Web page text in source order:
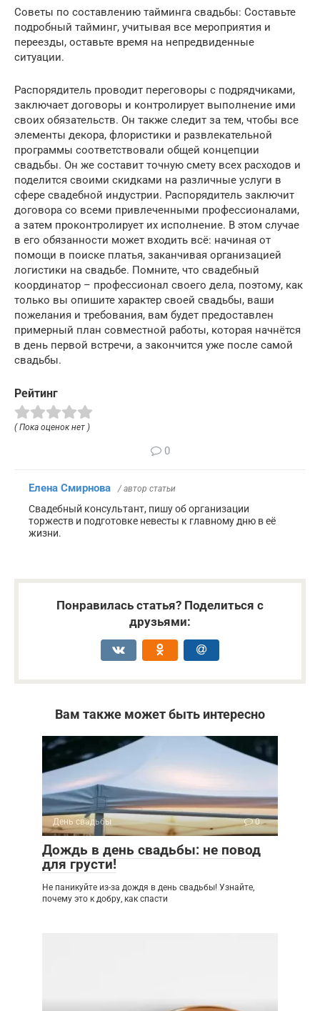
Советы по составлению тайминга свадьбы: Составьте
подробный тайминг, учитывая все мероприятия и
переезды, оставьте время на непредвиденные
ситуации.
Распорядитель проводит переговоры с подрядчиками,
заключает договоры и контролирует выполнение ими
своих обязательств. Он также следит за тем, чтобы все
элементы декора, флористики и развлекательной
программы соответствовали общей концепции
свадьбы. Он же составит точную смету всех расходов и
поделится своими скидками на различные услуги в
сфере свадебной индустрии. Распорядитель заключит
договора со всеми привлеченными профессионалами,
а затем проконтролирует их исполнение. В этом случае
в его обязанности может входить всё: начиная от
помощи в поиске платья, заканчивая организацией
логистики на свадьбе. Помните, что свадебный
координатор – профессионал своего дела, поэтому, как
только вы опишите характер своей свадьбы, ваши
пожелания и требования, вам будет предоставлен
примерный план совместной работы, которая начнётся
в день первой встречи, а закончится уже после самой
свадьбы.
Рейтинг
( Пока оценок нет )
0
Елена Смирнова / автор статьи
Свадебный консультант, пишу об организации
торжеств и подготовке невесты к главному дню в её
жизни.
Понравилась статья? Поделиться с
друзьями:
Вам также может быть интересно
День свадьбы 0
Дождь в день свадьбы: не повод
для грусти!
Не паникуйте из-за дождя в день свадьбы! Узнайте,
почему это к добру, как спасти